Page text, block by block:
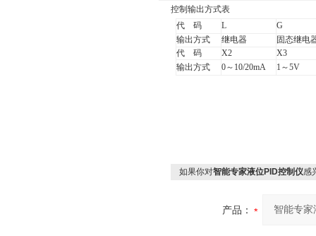
控制输出方式表
代 码
L
G
输出方式
继电器
固态继电
代 码
X2
X3
输出方式
0～10/20mA 1～5V
如果你对智能专家液位PID控制仪感
产品：